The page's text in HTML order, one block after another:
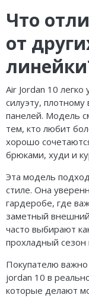
Что
от
Air Jordan 10
силуэту,
панелей. Модель
тем, кто любит
хорошо
брюками, худи и
Эта модель
стиле. Она
гардеробе, где
заметный внешний
часто выбирают
прохладный
Покупателю
jordan 10 в
которые делают